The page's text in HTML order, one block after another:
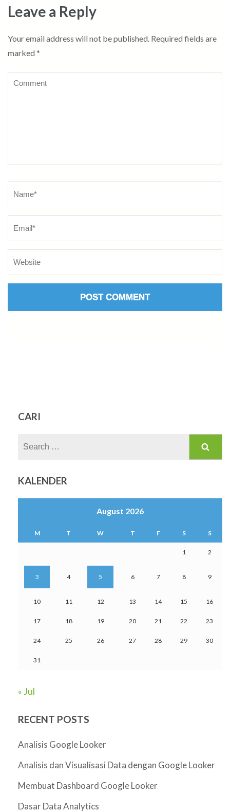
Leave a Reply
Your email address will not be published. Required fields are
marked *
CARI
KALENDER
August 2026
M T W T F S S
1 2
3 4 5 6 7 8 9
10 11 12 13 14 15 16
17 18 19 20 21 22 23
24 25 26 27 28 29 30
31
« Jul
RECENT POSTS
Analisis Google Looker
Analisis dan Visualisasi Data dengan Google Looker
Membuat Dashboard Google Looker
Dasar Data Analytics